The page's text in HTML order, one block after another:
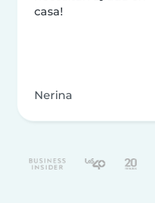
casa!
Nerina